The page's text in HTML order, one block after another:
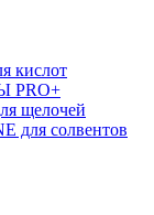
кислот
PRO+
щелочей
для солвентов